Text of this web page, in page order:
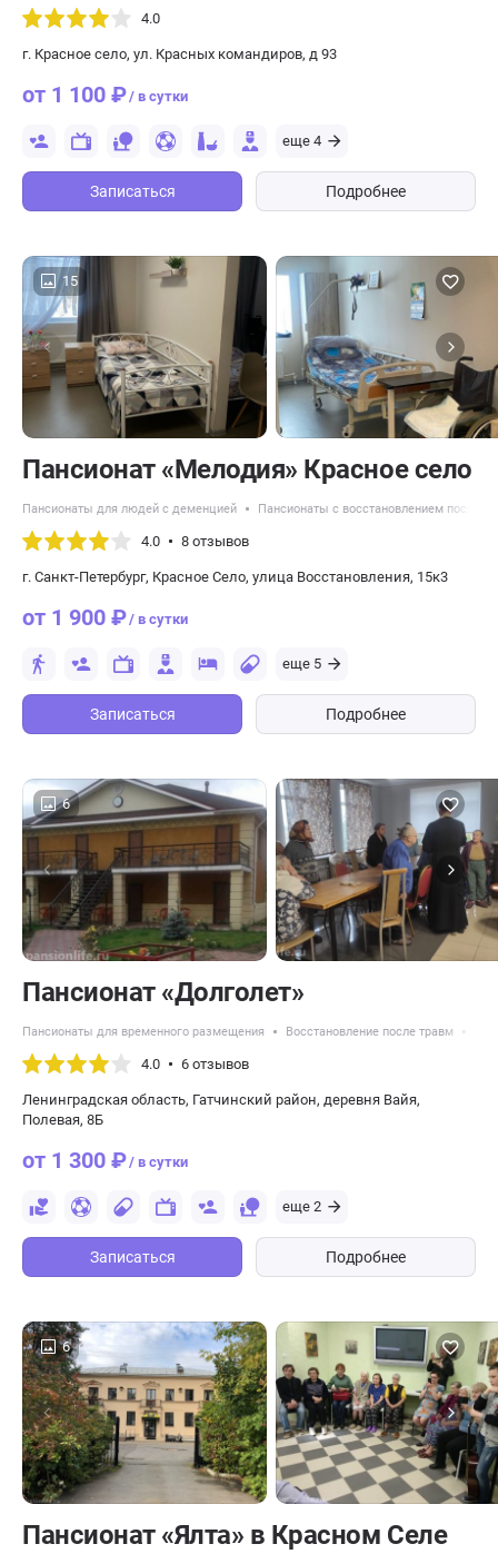
4.0
г. Красное село, ул. Красных командиров, д 93
от 1 100 ₽/ в сутки
еще 4
Записаться Подробнее
15
Пансионат «Мелодия» Красное село
Пансионаты для людей с деменцией Пансионаты с восстановлением после
4.0 8 отзывов
г. Санкт-Петербург, Красное Село, улица Восстановления, 15к3
от 1 900 ₽/ в сутки
еще 5
Записаться Подробнее
6
Пансионат «Долголет»
Пансионаты для временного размещения Восстановление после травм
4.0 6 отзывов
Ленинградская область, Гатчинский район, деревня Вайя,
Полевая, 8Б
от 1 300 ₽/ в сутки
еще 2
Записаться Подробнее
6
Пансионат «Ялта» в Красном Селе